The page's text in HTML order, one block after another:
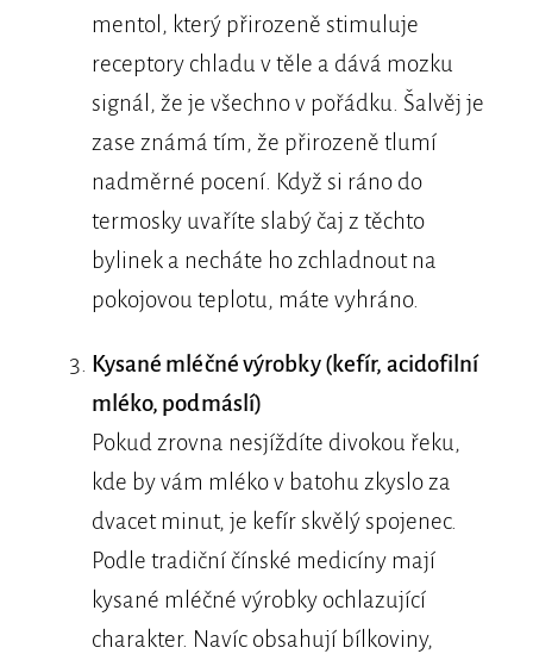
mentol, který přirozeně stimuluje
receptory chladu v těle a dává mozku
signál, že je všechno v pořádku. Šalvěj je
zase známá tím, že přirozeně tlumí
nadměrné pocení. Když si ráno do
termosky uvaříte slabý čaj z těchto
bylinek a necháte ho zchladnout na
pokojovou teplotu, máte vyhráno.
Kysané mléčné výrobky (kefír, acidofilní
mléko, podmáslí)
Pokud zrovna nesjíždíte divokou řeku,
kde by vám mléko v batohu zkyslo za
dvacet minut, je kefír skvělý spojenec.
Podle tradiční čínské medicíny mají
kysané mléčné výrobky ochlazující
charakter. Navíc obsahují bílkoviny,